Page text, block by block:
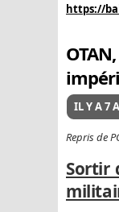
https://
IL Y A 7
Repris de
Sortir